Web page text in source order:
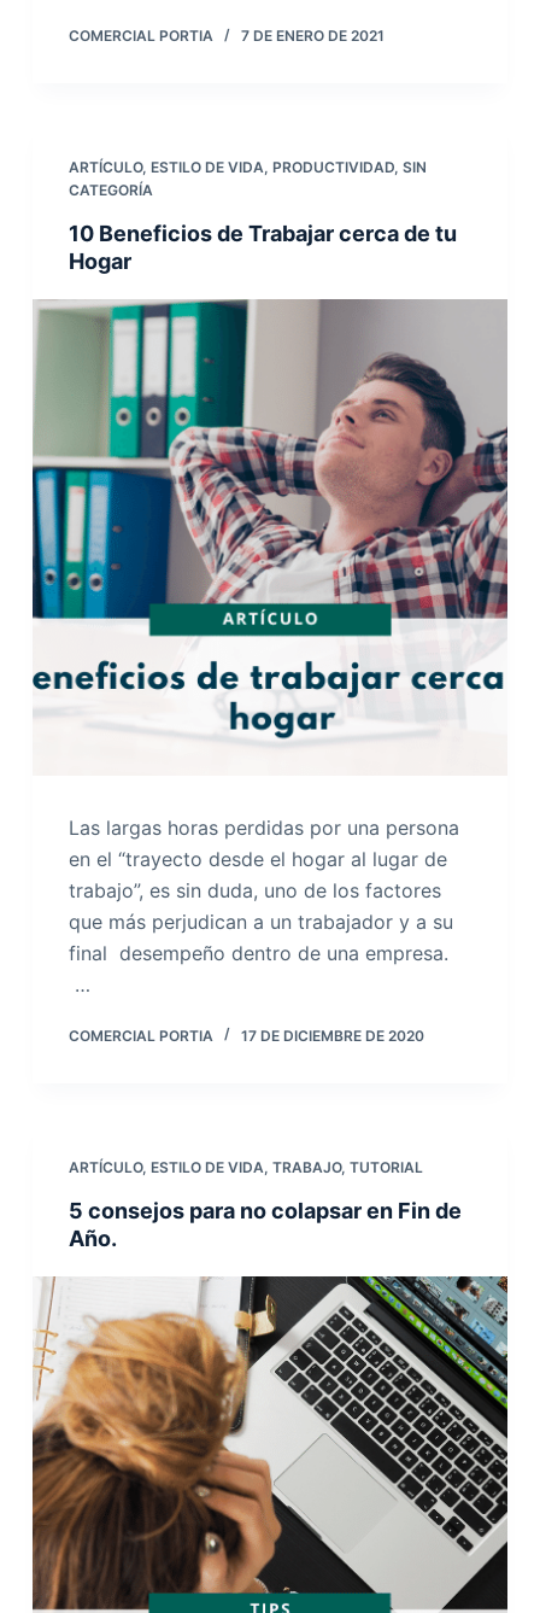
COMERCIAL PORTIA 7 DE ENERO DE 2021
ARTÍCULO, ESTILO DE VIDA, PRODUCTIVIDAD, SIN
CATEGORÍA
10 Beneficios de Trabajar cerca de tu
Hogar
Las largas horas perdidas por una persona
en el “trayecto desde el hogar al lugar de
trabajo”, es sin duda, uno de los factores
que más perjudican a un trabajador y a su
final desempeño dentro de una empresa.
…
COMERCIAL PORTIA 17 DE DICIEMBRE DE 2020
ARTÍCULO, ESTILO DE VIDA, TRABAJO, TUTORIAL
5 consejos para no colapsar en Fin de
Año.